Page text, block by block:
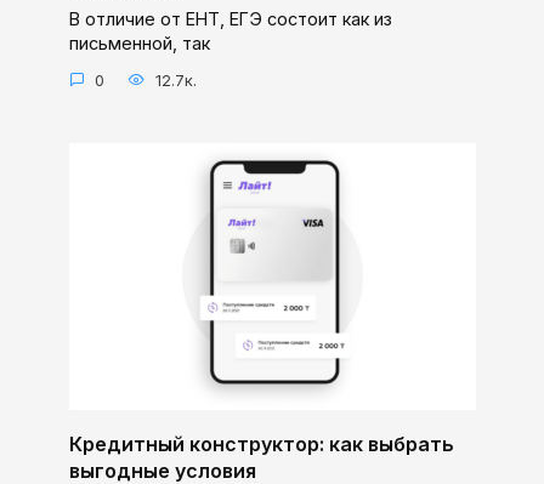
В отличие от ЕНТ, ЕГЭ состоит как из
письменной, так
0 12.7к.
Кредитный конструктор: как выбрать
выгодные условия